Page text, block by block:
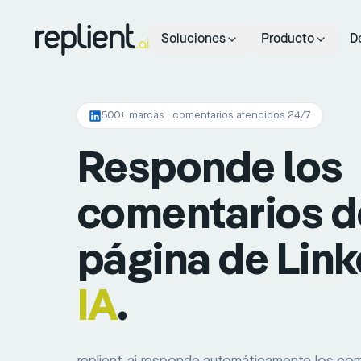
Soluciones Producto
500+ marcas · comentarios atendidos 24/7
Responde los
comentarios
página de
IA.